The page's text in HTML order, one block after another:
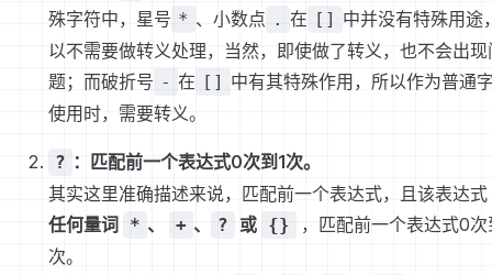
殊字符中，星号 * 、小数点 . 在 []
中并没有特殊用途
以不需要做转义处理，当然，即使做了转义，也不会出现
题；而破折号 - 在 []
中有其特殊作用，所以作为普通
使用时，需要转义。
? ：匹配前一个表达式0次到1次。
其实这里准确描述来说，匹配前一个表达式，且该表达式
任何量词
* 、 + 、 ? 或 {}
，匹配前一个表达式0次
次。